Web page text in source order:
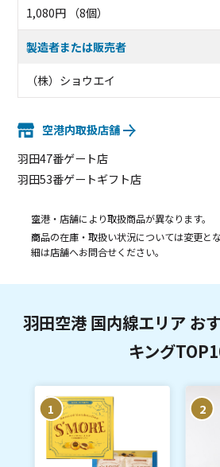
1,080円 （8個）
製造者または販売者
（株）ショウエイ
空港内取扱店舗
羽田47番ゲート店
羽田53番ゲートギフト店
空港・店舗により取扱商品が異なります。
商品の在庫・取扱い状況については変更と
細は店舗へお問合せください。
羽田空港 国内線エリア お
キング
1 2